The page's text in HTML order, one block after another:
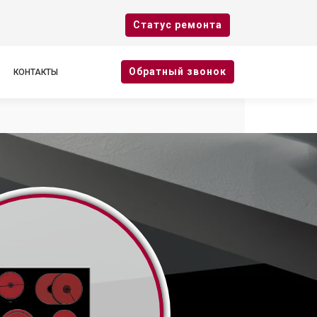
Cтатус ремонта
КОНТАКТЫ Oбратный звонок